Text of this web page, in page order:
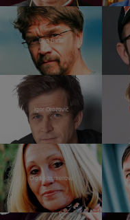
Dan Bárta
Igor Orozovič
Olga Sommerová